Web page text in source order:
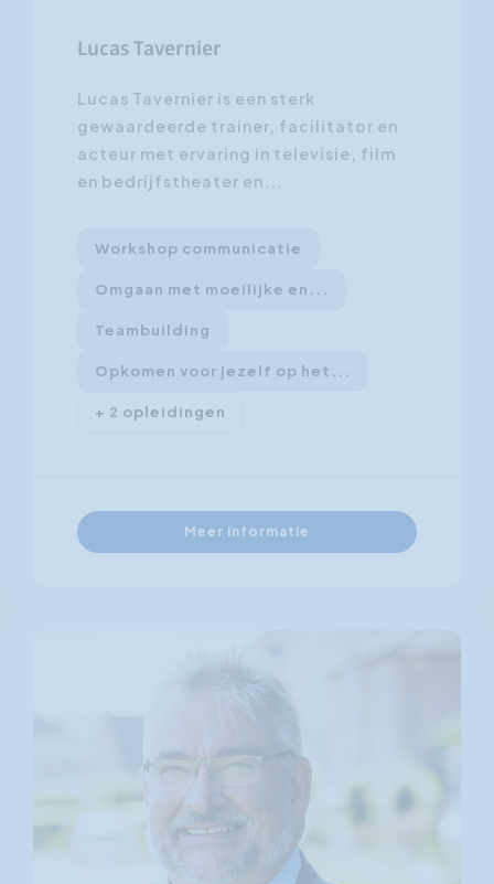
Lucas Tavernier
Lucas Tavernier is een sterk
gewaardeerde trainer, facilitator en
acteur met ervaring in televisie, film
en bedrijfstheater en...
Workshop communicatie
Omgaan met moeilijke en...
Teambuilding
Opkomen voor jezelf op het...
+ 2 opleidingen
Meer informatie